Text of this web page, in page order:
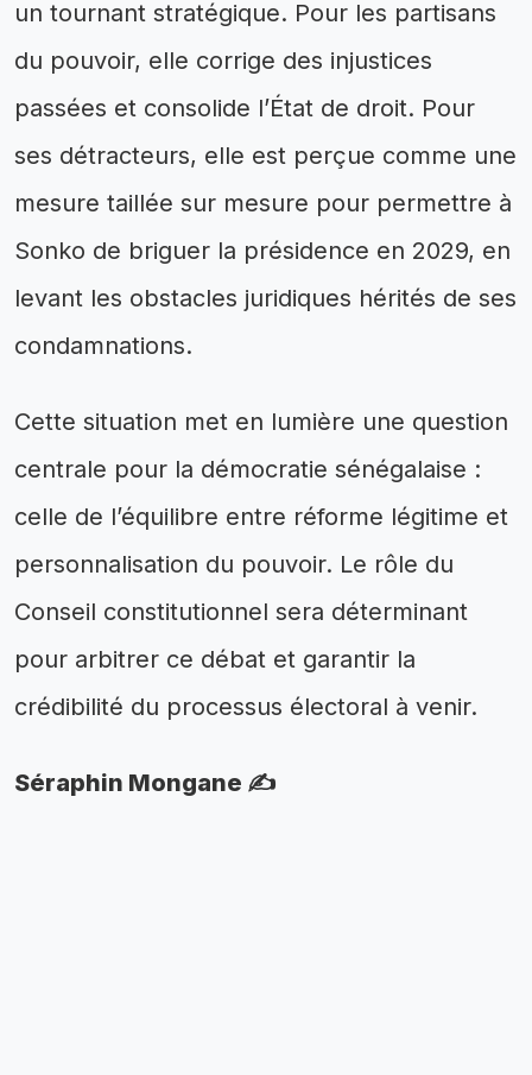
un tournant stratégique. Pour les partisans
du pouvoir, elle corrige des injustices
passées et consolide l’État de droit. Pour
ses détracteurs, elle est perçue comme une
mesure taillée sur mesure pour permettre à
Sonko de briguer la présidence en 2029, en
levant les obstacles juridiques hérités de ses
condamnations.
Cette situation met en lumière une question
centrale pour la démocratie sénégalaise :
celle de l’équilibre entre réforme légitime et
personnalisation du pouvoir. Le rôle du
Conseil constitutionnel sera déterminant
pour arbitrer ce débat et garantir la
crédibilité du processus électoral à venir.
Séraphin Mongane ✍️